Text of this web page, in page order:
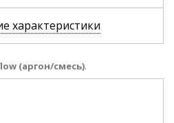
характеристики
(аргон/смесь).